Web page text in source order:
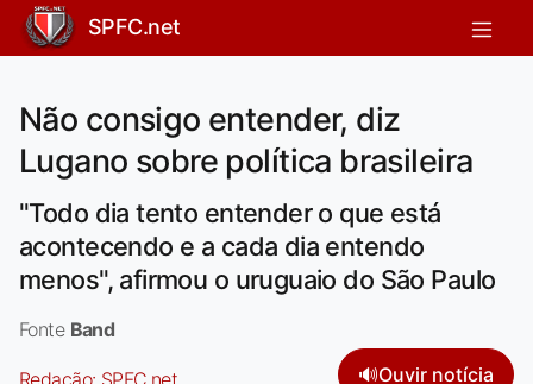
SPFC.net
Não consigo entender, diz
Lugano sobre política brasileira
"Todo dia tento entender o que está
acontecendo e a cada dia entendo
menos", afirmou o uruguaio do São Paulo
Fonte Band
Redação: SPFC.net 🔊Ouvir notícia